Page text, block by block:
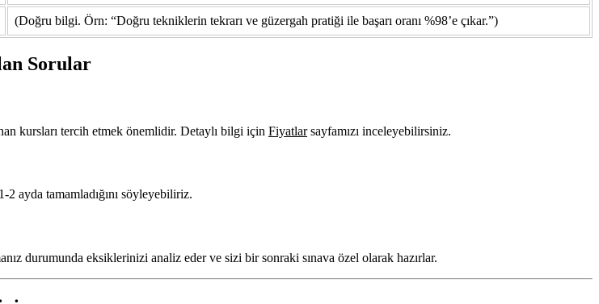
(Doğru bilgi. Örn: “Doğru tekniklerin tekrarı ve güzergah pratiği ile başarı oranı %98’e çıkar.”)
Sorular
kursları tercih etmek önemlidir. Detaylı bilgi için Fiyatlarsayfamızı inceleyebilirsiniz.
2 ayda tamamladığını söyleyebiliriz.
durumunda eksiklerinizi analiz eder ve sizi bir sonraki sınava özel olarak hazırlar.